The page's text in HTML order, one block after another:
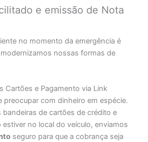
e emissão de Nota
no momento da emergência é
nossas formas de
Cartões e Pagamento via Link
preocupar com dinheiro em espécie.
de cartões de crédito e
no local do veículo, enviamos
seguro para que a cobrança seja